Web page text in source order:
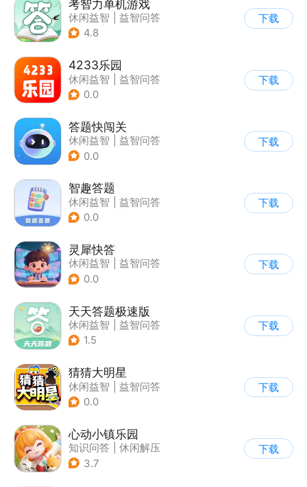
考智力单机游戏
休闲益智
益智问答
| 卡通
4.8
下载
4233乐园
休闲益智
益智问答
| 成语
0.0
下载
答题快闯关
休闲益智
益智问答
| 文化
0.0
下载
智趣答题
休闲益智
益智问答
| 学习教育
0.0
下载
灵犀快答
休闲益智
益智问答
| 文化
0.0
下载
天天答题极速版
休闲益智
益智问答
| 文化
1.5
下载
猜猜大明星
休闲益智
益智问答
0.0
下载
心动小镇乐园
知识问答
休闲解压
3.7
下载